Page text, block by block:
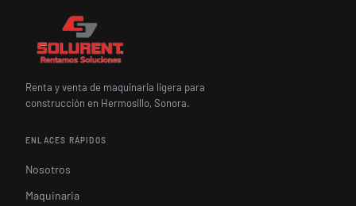
Renta y venta de maquinaria ligera para
construcción en Hermosillo, Sonora.
ENLACES RÁPIDOS
Nosotros
Maquinaria